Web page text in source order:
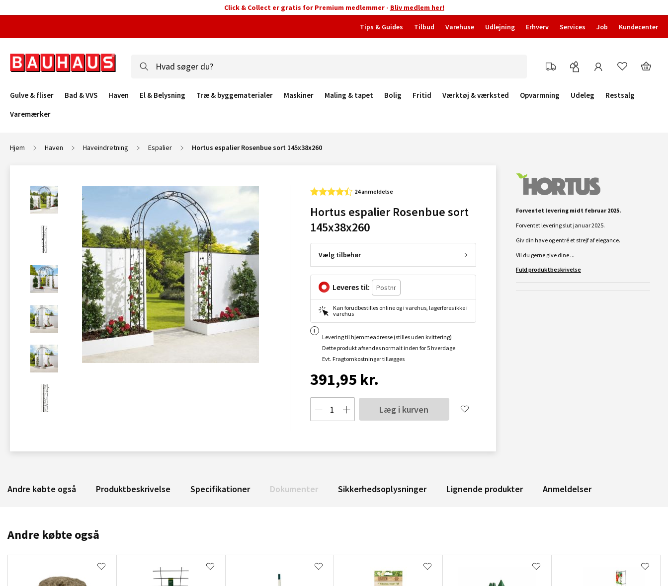
Click & Collect er gratis for Premium medlemmer - Bliv medlem her!
Tips & Guides Tilbud Varehuse Udlejning Erhverv Services Job Kundecenter
Gulve & fliser Bad & VVS Haven El & Belysning Træ & byggematerialer Maskiner Maling & tapet Bolig Fritid Værktøj & værksted Opvarmning Udeleg
Restsalg
Varemærker
Hjem Haven Haveindretning Espalier Hortus espalier Rosenbue sort 145x38x260
24 anmeldelse
Hortus espalier Rosenbue sort
145x38x260
Vælg tilbehør
Leveres til:
Kan forudbestilles online og i varehus, lagerføres ikke i
varehus
Levering til hjemmeadresse (stilles uden kvittering)
Dette produkt afsendes normalt inden for 5 hverdage
Evt. Fragtomkostninger tillægges
391,95 kr.
Læg i kurven
Forventet levering midt februar 2025.
Forventet levering slut januar 2025.
Giv din have og entré et strejf af elegance.
Vil du gerne give dine ...
Fuld produktbeskrivelse
Andre købte også Produktbeskrivelse Specifikationer Dokumenter Sikkerhedsoplysninger Lignende produkter Anmeldelser
Andre købte også